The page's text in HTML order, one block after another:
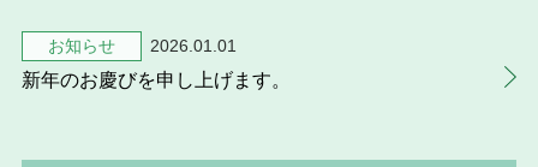
2026.01.01
お知らせ
新年のお慶びを申し上げます。